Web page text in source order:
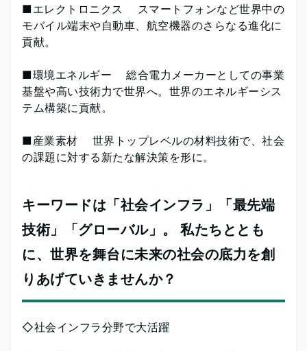
■エレクトロニクス スマートフォンなど世界中の
モバイル端末や自動車、航空機器のさらなる進化に
貢献。
■環境エネルギー 総合電力メーカーとしての事業
基盤や高い技術力で世界へ。世界のエネルギーシス
テム構築に貢献。
■産業素材 世界トップレベルの材料技術で、社会
の課題に対する新たな解決策を形に。
キーワードは「社会インフラ」「最先端
技術」「グローバル」。 私たちととも
に、世界を舞台に未来の社会の底力を創
りあげていきませんか？
◇社会インフラ分野で大活躍